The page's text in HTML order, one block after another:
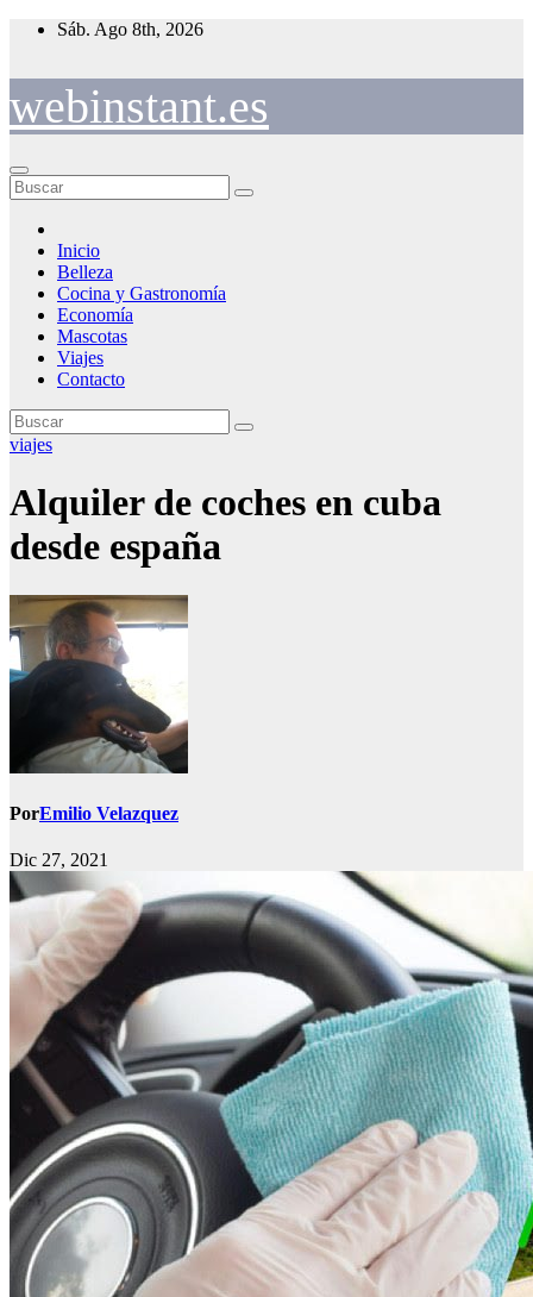
Saltar
Sáb. Ago 8th, 2026
webinstant.es
Inicio
Belleza
Cocina y Gastronomía
Economía
Mascotas
Viajes
Contacto
viajes
Alquiler de coches en cuba
desde españa
PorEmilio Velazquez
Dic 27, 2021